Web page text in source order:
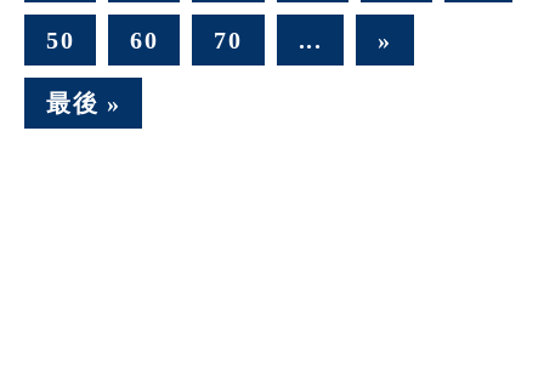
50 60 70 ... »
最後 »